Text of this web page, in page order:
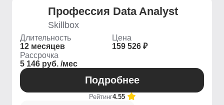
Профессия Data Analyst
Skillbox
Длительность
12 месяцев
Цена
159 526 ₽
Рассрочка
5 146 руб. /мес
Подробнее
Рейтинг4.55